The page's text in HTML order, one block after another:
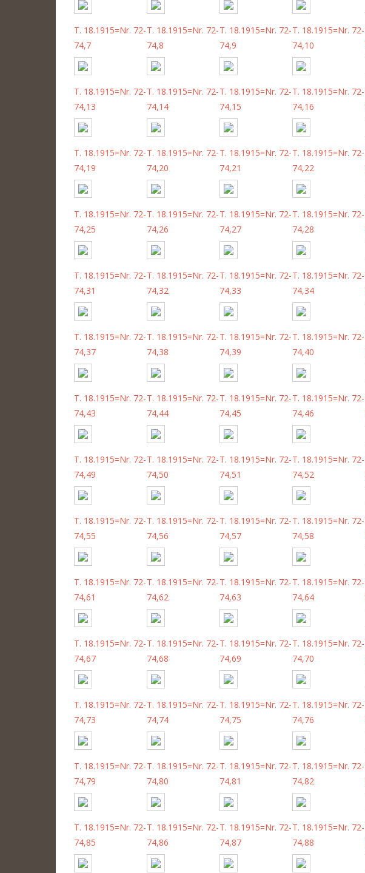
T. 18.1915=Nr. 72-
74,7
T. 18.1915=Nr. 72-
74,8
T. 18.1915=Nr. 72-
74,9
T. 18.1915=Nr. 72-
74,10
T. 18.1915=Nr. 72-
74,13
T. 18.1915=Nr. 72-
74,14
T. 18.1915=Nr. 72-
74,15
T. 18.1915=Nr. 72-
74,16
T. 18.1915=Nr. 72-
74,19
T. 18.1915=Nr. 72-
74,20
T. 18.1915=Nr. 72-
74,21
T. 18.1915=Nr. 72-
74,22
T. 18.1915=Nr. 72-
74,25
T. 18.1915=Nr. 72-
74,26
T. 18.1915=Nr. 72-
74,27
T. 18.1915=Nr. 72-
74,28
T. 18.1915=Nr. 72-
74,31
T. 18.1915=Nr. 72-
74,32
T. 18.1915=Nr. 72-
74,33
T. 18.1915=Nr. 72-
74,34
T. 18.1915=Nr. 72-
74,37
T. 18.1915=Nr. 72-
74,38
T. 18.1915=Nr. 72-
74,39
T. 18.1915=Nr. 72-
74,40
T. 18.1915=Nr. 72-
74,43
T. 18.1915=Nr. 72-
74,44
T. 18.1915=Nr. 72-
74,45
T. 18.1915=Nr. 72-
74,46
T. 18.1915=Nr. 72-
74,49
T. 18.1915=Nr. 72-
74,50
T. 18.1915=Nr. 72-
74,51
T. 18.1915=Nr. 72-
74,52
T. 18.1915=Nr. 72-
74,55
T. 18.1915=Nr. 72-
74,56
T. 18.1915=Nr. 72-
74,57
T. 18.1915=Nr. 72-
74,58
T. 18.1915=Nr. 72-
74,61
T. 18.1915=Nr. 72-
74,62
T. 18.1915=Nr. 72-
74,63
T. 18.1915=Nr. 72-
74,64
T. 18.1915=Nr. 72-
74,67
T. 18.1915=Nr. 72-
74,68
T. 18.1915=Nr. 72-
74,69
T. 18.1915=Nr. 72-
74,70
T. 18.1915=Nr. 72-
74,73
T. 18.1915=Nr. 72-
74,74
T. 18.1915=Nr. 72-
74,75
T. 18.1915=Nr. 72-
74,76
T. 18.1915=Nr. 72-
74,79
T. 18.1915=Nr. 72-
74,80
T. 18.1915=Nr. 72-
74,81
T. 18.1915=Nr. 72-
74,82
T. 18.1915=Nr. 72-
74,85
T. 18.1915=Nr. 72-
74,86
T. 18.1915=Nr. 72-
74,87
T. 18.1915=Nr. 72-
74,88